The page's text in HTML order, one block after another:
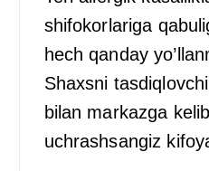
shifokorlariga
hech qanday
Shaxsni
bilan markazga
uchrashsangiz